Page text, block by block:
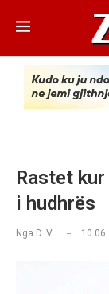
Rastet
i hudhrës
Nga D. V.